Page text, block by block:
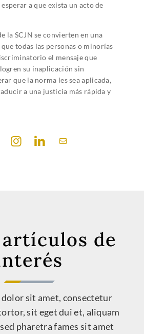
a que exista un acto de
la SCJN se convierten en una
todas las personas o minorías
el mensaje que
su inaplicación sin
que la norma les sea aplicada,
a una justicia más rápida y
de
sit amet, consectetur
sit eget dui et, aliquam
pharetra fames sit amet